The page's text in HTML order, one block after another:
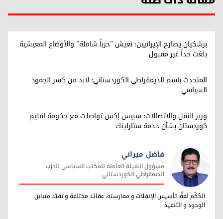
بزشكيان يصارح الإيرانيين: نعيش "حرباً شاملة" والأوضاع المعيشية
بلغت حداً غير مقبول
المتحدث باسم الديمقراطي الكوردستاني: لابد من كسر الجمود
السياسي
وزير النقل والاتصالات: سبيس إكس تواصلت مع حكومة إقليم
كوردستان بشأن خدمة ستارلينك
فاضل ميراني
فاضل ميراني
مسؤول الهيئة العاملة للمكتب السياسي للحزب
الديمقراطي الكوردستاني
الحُكْم لغةٌ، تأسيس الإنفلات و ممارسته، عقائد مختلفة و تقيّد متباين
الوجود و التنفيذ